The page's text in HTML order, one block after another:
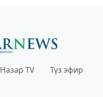
Назар TV Түз эфир